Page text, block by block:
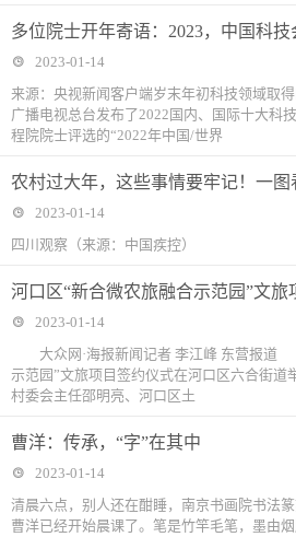
多位院士开年寄语：2023，中国科技
2023-01-14
来源：央视新闻客户端岁末年初科技领域取
广播电视总台发布了2022国内、国际十大科
程院院士评选的“2022年中国/世界
农村过大年，这些事情要牢记！一
2023-01-14
四川观察（来源：中国疾控）
河口区“新合微农旅融合示范园”文旅
2023-01-14
大众网·海报新闻记者 李江峰 东营报道
示范园”文旅项目签约仪式在河口区六合街道
村委会主任邵明亮、河口区土
曹洋：传承，“字”在其中
2023-01-14
清晨六点，别人还在酣睡，南京书画院书法
曹洋已经开始晨课了。笔是竹竿毛笔，墨由